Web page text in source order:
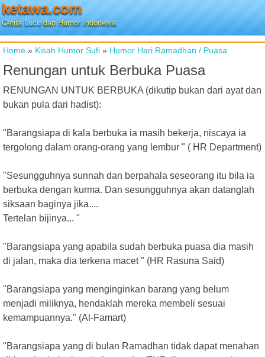
ketawa.com
Cerita Lucu dan Humor Indonesia
Home » Kisah Humor Sufi » Humor Hari Ramadhan / Puasa
Renungan untuk Berbuka Puasa
RENUNGAN UNTUK BERBUKA (dikutip bukan dari ayat dan
bukan pula dari hadist):
"Barangsiapa di kala berbuka ia masih bekerja, niscaya ia
tergolong dalam orang-orang yang lembur " ( HR Department)
"Sesungguhnya sunnah dan berpahala seseorang itu bila ia
berbuka dengan kurma. Dan sesungguhnya akan datanglah
siksaan baginya jika....
Tertelan bijinya... "
"Barangsiapa yang apabila sudah berbuka puasa dia masih
di jalan, maka dia terkena macet " (HR Rasuna Said)
"Barangsiapa yang menginginkan barang yang belum
menjadi miliknya, hendaklah mereka membeli sesuai
kemampuannya." (Al-Famart)
"Barangsiapa yang di bulan Ramadhan tidak dapat menahan